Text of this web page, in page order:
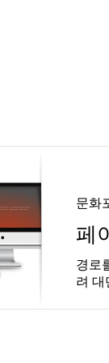
문화
페
경로
려 대